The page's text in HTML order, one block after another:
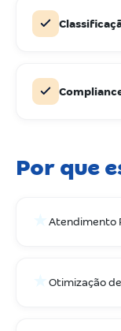
Por que
Atendimento
Otimização